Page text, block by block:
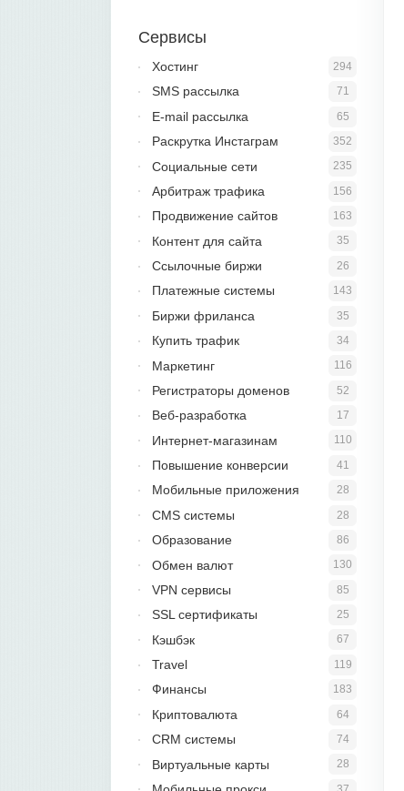
Сервисы
294
Хостинг
71
SMS рассылка
65
E-mail рассылка
352
Раскрутка Инстаграм
235
Социальные сети
156
Арбитраж трафика
163
Продвижение сайтов
35
Контент для сайта
26
Ссылочные биржи
143
Платежные системы
35
Биржи фриланса
34
Купить трафик
116
Маркетинг
52
Регистраторы доменов
17
Веб-разработка
110
Интернет-магазинам
41
Повышение конверсии
28
Мобильные приложения
28
CMS системы
86
Образование
130
Обмен валют
85
VPN сервисы
25
SSL сертификаты
67
Кэшбэк
119
Travel
183
Финансы
64
Криптовалюта
74
CRM системы
28
Виртуальные карты